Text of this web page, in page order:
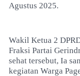
Agustus 2025.
Wakil Ketua 2
Fraksi Partai
sehat tersebut, Ia
kegiatan Warga